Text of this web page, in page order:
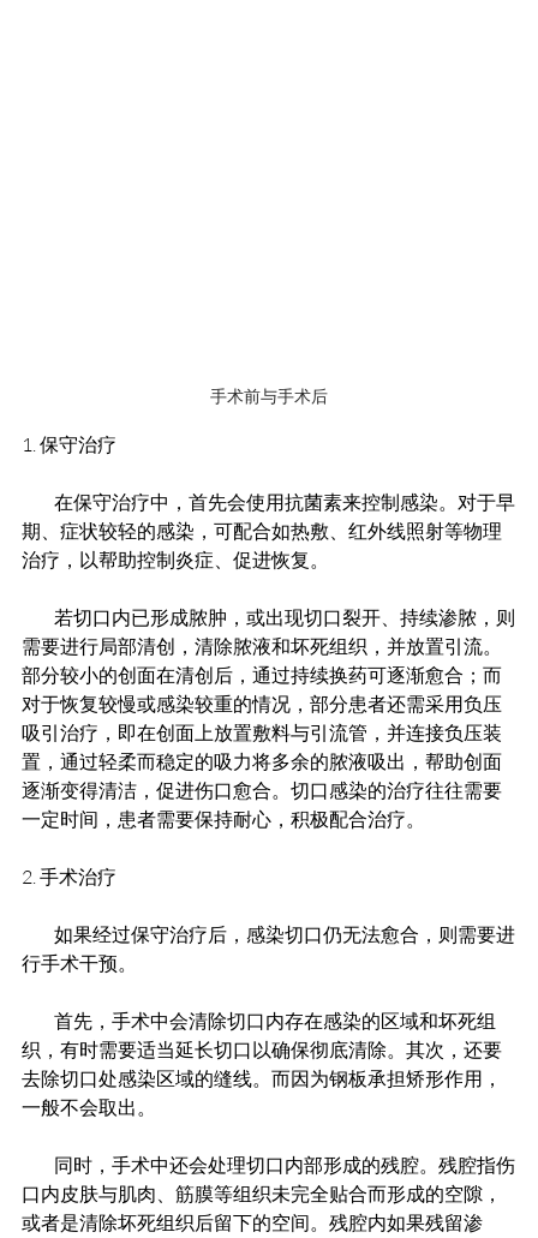
手术前与手术后
1. 保守治疗
期、症状较轻的感染，可配合如热敷、红外线照射等物理
治疗，以帮助控制炎症、促进恢复。
需要进行局部清创，清除脓液和坏死组织，并放置引流。
部分较小的创面在清创后，通过持续换药可逐渐愈合；而
对于恢复较慢或感染较重的情况，部分患者还需采用负压
吸引治疗，即在创面上放置敷料与引流管，并连接负压装
置，通过轻柔而稳定的吸力将多余的脓液吸出，帮助创面
逐渐变得清洁，促进伤口愈合。切口感染的治疗往往需要
一定时间，患者需要保持耐心，积极配合治疗。
2. 手术治疗
行手术干预。
织，有时需要适当延长切口以确保彻底清除。其次，还要
去除切口处感染区域的缝线。而因为钢板承担矫形作用，
一般不会取出。
口内皮肤与肌肉、筋膜等组织未完全贴合而形成的空隙，
或者是清除坏死组织后留下的空间。残腔内如果残留渗